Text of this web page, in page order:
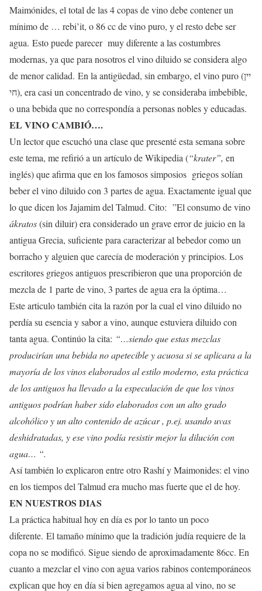
Maimónides, el total de las 4 copas de vino debe contener un
mínimo de … rebi’it, o 86 cc de vino puro, y el resto debe ser
agua. Esto puede parecer muy diferente a las costumbres
modernas, ya que para nosotros el vino diluido se considera algo
de menor calidad. En la antigüedad, sin embargo, el vino puro (יין
חי), era casi un concentrado de vino, y se consideraba imbebible,
o una bebida que no correspondía a personas nobles y educadas.
EL VINO CAMBIÓ….
Un lector que escuchó una clase que presenté esta semana sobre
este tema, me refirió a un artículo de Wikipedia (“krater”, en
inglés) que afirma que en los famosos simposios griegos solían
beber el vino diluido con 3 partes de agua. Exactamente igual que
lo que dicen los Jajamim del Talmud. Cito: ”El consumo de vino
ákratos(sin diluir) era considerado un grave error de juicio en la
antigua Grecia, suficiente para caracterizar al bebedor como un
borracho y alguien que carecía de moderación y principios. Los
escritores griegos antiguos prescribieron que una proporción de
mezcla de 1 parte de vino, 3 partes de agua era la óptima…
Este articulo también cita la razón por la cual el vino diluido no
perdía su esencia y sabor a vino, aunque estuviera diluido con
tanta agua. Continúo la cita: “…siendo que estas mezclas
producirían una bebida no apetecible y acuosa si se aplicara a la
mayoría de los vinos elaborados al estilo moderno, esta práctica
de los antiguos ha llevado a la especulación de que los vinos
antiguos podrían haber sido elaborados con un alto grado
alcohólico y un alto contenido de azúcar , p.ej. usando uvas
deshidratadas, y ese vino podía resistir mejor la dilución con
agua… “.
Así también lo explicaron entre otro Rashí y Maimonides: el vino
en los tiempos del Talmud era mucho mas fuerte que el de hoy.
EN NUESTROS DIAS
La práctica habitual hoy en día es por lo tanto un poco
diferente. El tamaño mínimo que la tradición judía requiere de la
copa no se modificó. Sigue siendo de aproximadamente 86cc. En
cuanto a mezclar el vino con agua varios rabinos contemporáneos
explican que hoy en día si bien agregamos agua al vino, no se